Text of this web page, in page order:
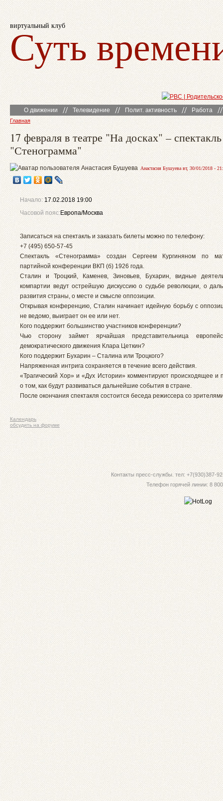
виртуальный клуб
Суть
О движении Телевидение Полит. активность Работа
Главная
17 февраля в театре "На досках" – спектакль
"Стенограмма"
Анастасия Бушуева вт, 30/01/2018 -
Начало:17.02.2018 19:00
Часовой пояс:Европа/Москва
Записаться на спектакль и заказать билеты можно по телефону:
+7 (495) 650-57-45
Спектакль «Стенограмма» создан Сергеем Кургиняном по
партийной конференции ВКП (б) 1926 года.
Сталин и Троцкий, Каменев, Зиновьев, Бухарин, видные
компартии ведут острейшую дискуссию о судьбе революции, о
развития страны, о месте и смысле оппозиции.
Открывая конференцию, Сталин начинает идейную борьбу с
не ведомо, выиграет он ее или нет.
Кого поддержит большинство участников конференции?
Чью сторону займет ярчайшая представительница
демократического движения Клара Цеткин?
Кого поддержит Бухарин – Сталина или Троцкого?
Напряженная интрига сохраняется в течение всего действия.
«Трагический Хор» и «Дух Истории» комментируют происходящее и
о том, как будут развиваться дальнейшие события в стране.
После окончания спектакля состоится беседа режиссера со
Календарь
обсудить на форуме
Контакты пресс-службы. тел: +7(930)387-
Телефон горячей линии: 8